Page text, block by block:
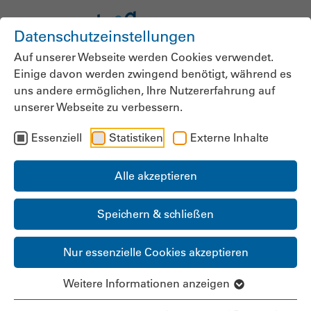
Datenschutzeinstellungen
Auf unserer Webseite werden Cookies verwendet.
Einige davon werden zwingend benötigt, während es
uns andere ermöglichen, Ihre Nutzererfahrung auf
unserer Webseite zu verbessern.
Essenziell Statistiken Externe Inhalte
Alle akzeptieren
Speichern & schließen
Nur essenzielle Cookies akzeptieren
Weitere Informationen anzeigen
News der
bpa.Landesgruppe
Bremen-Bremerhaven
Pflegedienst Wintjen
feiert 20-jähriges
Jubiläum